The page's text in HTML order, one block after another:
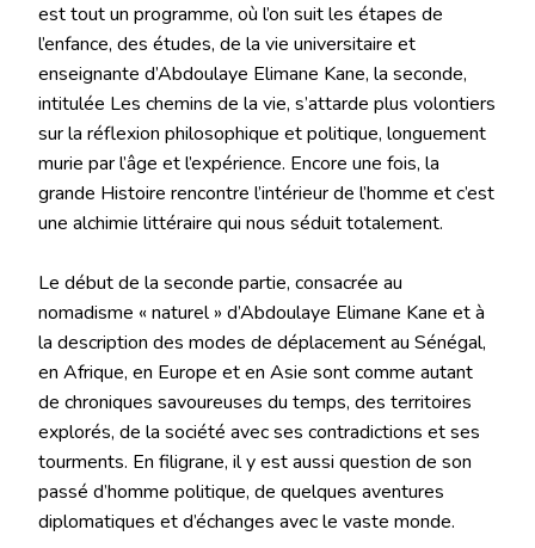
est tout un programme, où l’on suit les étapes de
l’enfance, des études, de la vie universitaire et
enseignante d’Abdoulaye Elimane Kane, la seconde,
intitulée Les chemins de la vie, s’attarde plus volontiers
sur la réflexion philosophique et politique, longuement
murie par l’âge et l’expérience. Encore une fois, la
grande Histoire rencontre l’intérieur de l’homme et c’est
une alchimie littéraire qui nous séduit totalement.
Le début de la seconde partie, consacrée au
nomadisme « naturel » d’Abdoulaye Elimane Kane et à
la description des modes de déplacement au Sénégal,
en Afrique, en Europe et en Asie sont comme autant
de chroniques savoureuses du temps, des territoires
explorés, de la société avec ses contradictions et ses
tourments. En filigrane, il y est aussi question de son
passé d’homme politique, de quelques aventures
diplomatiques et d’échanges avec le vaste monde.